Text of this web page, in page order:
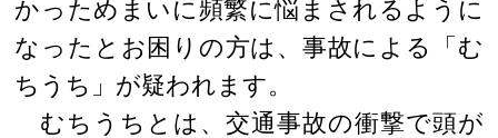
かっためまいに頻繁に悩まされるように
なったとお困りの方は、事故による「む
ちうち」が疑われます。
むちうちとは、交通事故の衝撃で頭が